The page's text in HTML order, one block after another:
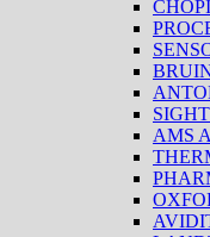
AMS